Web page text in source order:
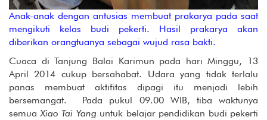
Anak-anak dengan antusias membuat prakarya pada saat
mengikuti kelas budi pekerti. Hasil prakarya akan
diberikan orangtuanya sebagai wujud rasa bakti.
Cuaca di Tanjung Balai Karimun pada hari Minggu, 13
April 2014 cukup bersahabat. Udara yang tidak terlalu
panas membuat aktifitas dipagi itu menjadi lebih
bersemangat. Pada pukul 09.00 WIB, tiba waktunya
semuaXiao Tai Yang untuk belajar pendidikan budi pekerti